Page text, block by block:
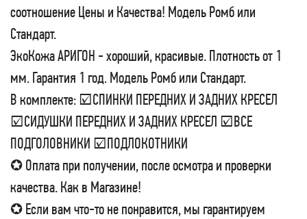
соотношение Цены и Качества! Модель Ромб или
Стандарт.
ЭкоКожа АРИГОН - хороший, красивые. Плотность от 1
мм. Гарантия 1 год. Модель Ромб или Стандарт.
В комплекте: ☑СПИНКИ ПЕРЕДНИХ И ЗАДНИХ КРЕСЕЛ
☑СИДУШКИ ПЕРЕДНИХ И ЗАДНИХ КРЕСЕЛ ☑ВСЕ
ПОДГОЛОВНИКИ ☑ПОДЛОКОТНИКИ
✪ Оплата при получении, после осмотра и проверки
качества. Как в Магазине!
✪ Если вам что-то не понравится, мы гарантируем